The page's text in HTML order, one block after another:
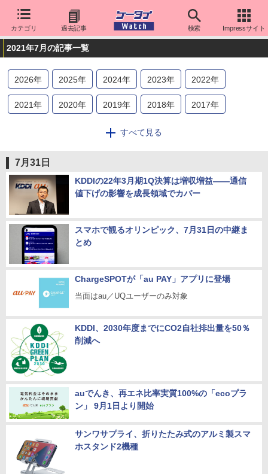
カテゴリ 過去記事 検索 Impressサイト
2021年7月の記事一覧
2026年 2025年 2024年 2023年 2022年
2021年 2020年 2019年 2018年 2017年
2014年 2013
2006年 2005年 2004年 2003年 2002年
2001 年
すべて見る
7月31日
KDDIの22年3月期1Q決算は増収増益――通信
値下げの影響を成長領域でカバー
スマホで観るオリンピック、7月31日の中継ま
とめ
ChargeSPOTが「au PAY」アプリに登場
当面はau／UQユーザーのみ対象
KDDI、2030年度までにCO2自社排出量を50％
削減へ
auでんき、再エネ比率実質100%の「ecoプラ
ン」 9月1日より開始
サンワサプライ、折りたたみ式のアルミ製スマ
ホスタンド2機種